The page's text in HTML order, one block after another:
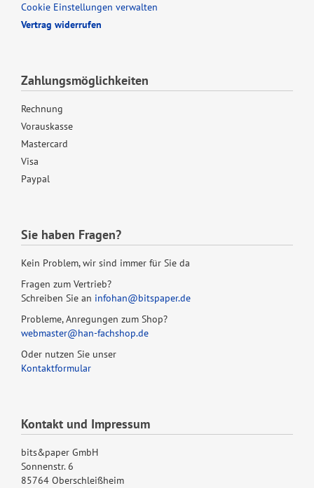
Cookie Einstellungen verwalten
Vertrag widerrufen
Zahlungsmöglichkeiten
Rechnung
Vorauskasse
Mastercard
Visa
Paypal
Sie haben Fragen?
Kein Problem, wir sind immer für Sie da
Fragen zum Vertrieb?
Schreiben Sie an infohan@bitspaper.de
Probleme, Anregungen zum Shop?
webmaster@han-fachshop.de
Oder nutzen Sie unser
Kontaktformular
Kontakt und Impressum
bits&paper GmbH
Sonnenstr. 6
85764 Oberschleißheim